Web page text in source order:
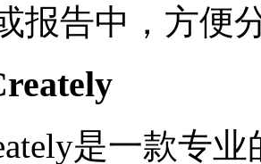
报告中，方便
是一款专